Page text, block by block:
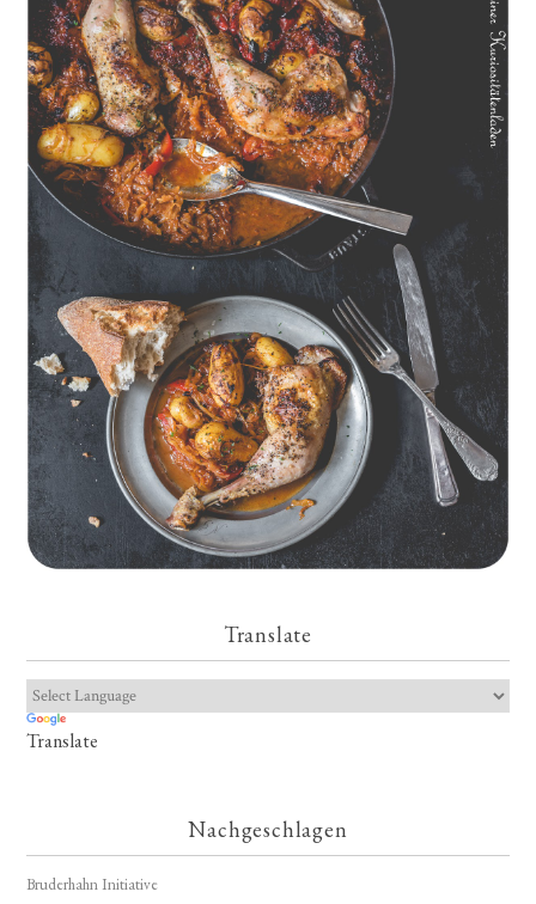
Geschmorte Hähnchenschenkel auf Paprikakraut und kleinen
Kartoffeln
Translate
Translate
Nachgeschlagen
Bruderhahn Initiative